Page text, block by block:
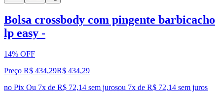
Bolsa crossbody com pingente barbicacho
lp easy -
14% OFF
Preço R$ 434,29R$ 434,29
no Pix Ou 7x de R$ 72,14 sem jurosou 7x de R$ 72,14 sem juros